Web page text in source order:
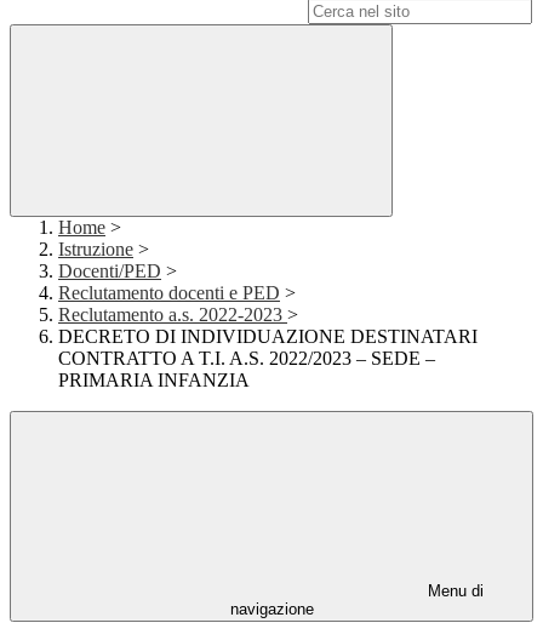
Home >
Istruzione >
Docenti/PED >
Reclutamento docenti e PED >
Reclutamento a.s. 2022-2023 >
DECRETO DI INDIVIDUAZIONE DESTINATARI
CONTRATTO A T.I. A.S. 2022/2023 – SEDE –
PRIMARIA INFANZIA
Menu di
navigazione